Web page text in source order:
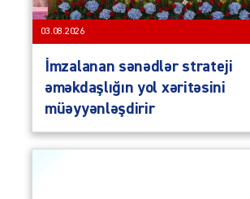
03.08.2026
İmzalanan sənədlər strateji
əməkdaşlığın yol xəritəsini
müəyyənləşdirir